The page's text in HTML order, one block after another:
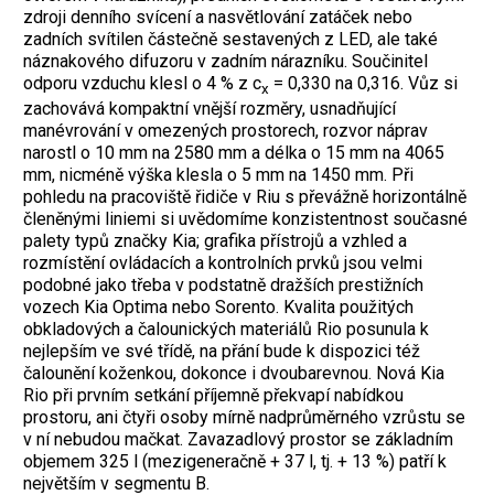
zdroji denního svícení a nasvětlování zatáček nebo
zadních svítilen částečně sestavených z LED, ale také
náznakového difuzoru v zadním nárazníku. Součinitel
odporu vzduchu klesl o 4 % z cx = 0,330 na 0,316. Vůz si
zachovává kompaktní vnější rozměry, usnadňující
manévrování v omezených prostorech, rozvor náprav
narostl o 10 mm na 2580 mm a délka o 15 mm na 4065
mm, nicméně výška klesla o 5 mm na 1450 mm. Při
pohledu na pracoviště řidiče v Riu s převážně horizontálně
členěnými liniemi si uvědomíme konzistentnost současné
palety typů značky Kia; grafika přístrojů a vzhled a
rozmístění ovládacích a kontrolních prvků jsou velmi
podobné jako třeba v podstatně dražších prestižních
vozech Kia Optima nebo Sorento. Kvalita použitých
obkladových a čalounických materiálů Rio posunula k
nejlepším ve své třídě, na přání bude k dispozici též
čalounění koženkou, dokonce i dvoubarevnou. Nová Kia
Rio při prvním setkání příjemně překvapí nabídkou
prostoru, ani čtyři osoby mírně nadprůměrného vzrůstu se
v ní nebudou mačkat. Zavazadlový prostor se základním
objemem 325 l (mezigeneračně + 37 l, tj. + 13 %) patří k
největším v segmentu B.